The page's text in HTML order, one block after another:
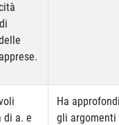
di a. e
Ha
gli argomenti